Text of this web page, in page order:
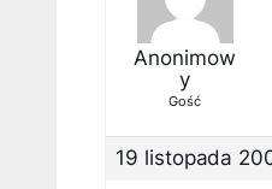
Anonimow
y
Gość
19 listopada